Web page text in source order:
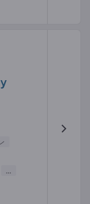
...